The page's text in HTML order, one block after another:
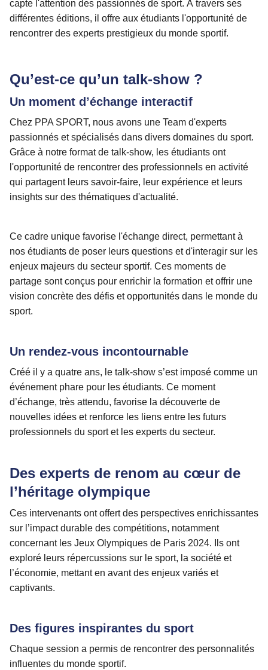
capte l'attention des passionnés de sport. À travers ses
différentes éditions, il offre aux étudiants l'opportunité de
rencontrer des experts prestigieux du monde sportif.
Qu’est-ce qu’un talk-show ?
Un moment d’échange interactif
Chez PPA SPORT, nous avons une Team d'experts
passionnés et spécialisés dans divers domaines du sport.
Grâce à notre format de talk-show, les étudiants ont
l'opportunité de rencontrer des professionnels en activité
qui partagent leurs savoir-faire, leur expérience et leurs
insights sur des thématiques d'actualité.
Ce cadre unique favorise l'échange direct, permettant à
nos étudiants de poser leurs questions et d'interagir sur les
enjeux majeurs du secteur sportif. Ces moments de
partage sont conçus pour enrichir la formation et offrir une
vision concrète des défis et opportunités dans le monde du
sport.
Un rendez-vous incontournable
Créé il y a quatre ans, le talk-show s’est imposé comme un
événement phare pour les étudiants. Ce moment
d’échange, très attendu, favorise la découverte de
nouvelles idées et renforce les liens entre les futurs
professionnels du sport et les experts du secteur.
Des experts de renom au cœur de
l’héritage olympique
Ces intervenants ont offert des perspectives enrichissantes
sur l’impact durable des compétitions, notamment
concernant les Jeux Olympiques de Paris 2024. Ils ont
exploré leurs répercussions sur le sport, la société et
l’économie, mettant en avant des enjeux variés et
captivants.
Des figures inspirantes du sport
Chaque session a permis de rencontrer des personnalités
influentes du monde sportif.